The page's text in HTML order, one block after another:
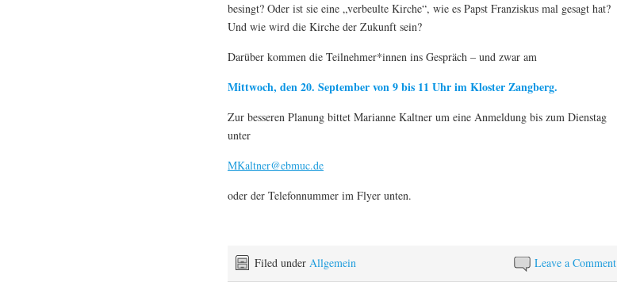
besingt? Oder ist sie eine „verbeulte Kirche“, wie es Papst Franziskus mal gesagt hat?
Und wie wird die Kirche der Zukunft sein?
Darüber kommen die Teilnehmer*innen ins Gespräch – und zwar am
Mittwoch, den 20. September von 9 bis 11 Uhr im Kloster Zangberg.
Zur besseren Planung bittet Marianne Kaltner um eine Anmeldung bis zum Dienstag
unter
MKaltner@ebmuc.de
oder der Telefonnummer im Flyer unten.
Leave a Comment
Filed under Allgemein